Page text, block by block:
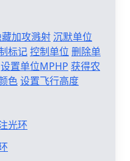
藏加攻溅射沉默单位
标记控制单位 删除单
设置单位MPHP 获得农
色设置飞行高度
光环